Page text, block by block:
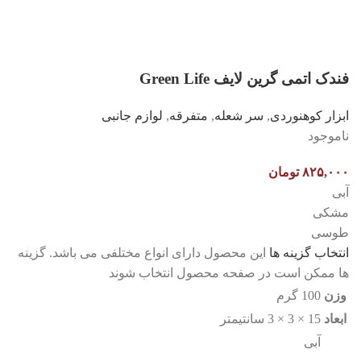
فندک اتمی گرین لایف Green Life
ابزار کوهنوردی, سر شعله, متفرقه, لوازم جانبی
ناموجود
۸۲۵,۰۰۰ تومان
آبی
مشکی
طوسی
انتخاب گزینه ها این محصول دارای انواع مختلفی می باشد. گزینه
ها ممکن است در صفحه محصول انتخاب شوند
وزن 100 گرم
ابعاد 15 × 3 × 3 سانتیمتر
آبی